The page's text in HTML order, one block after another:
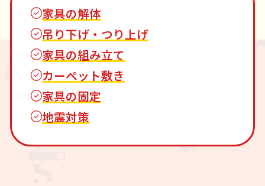
家具の解体
吊り下げ・つり上げ
家具の組み立て
カーペット敷き
家具の固定
地震対策